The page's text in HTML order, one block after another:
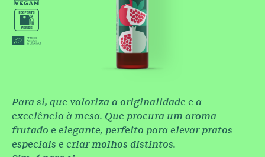
Para si, que valoriza a originalidade e a
excelência à mesa. Que procura um aroma
frutado e elegante, perfeito para elevar pratos
especiais e criar molhos distintos.